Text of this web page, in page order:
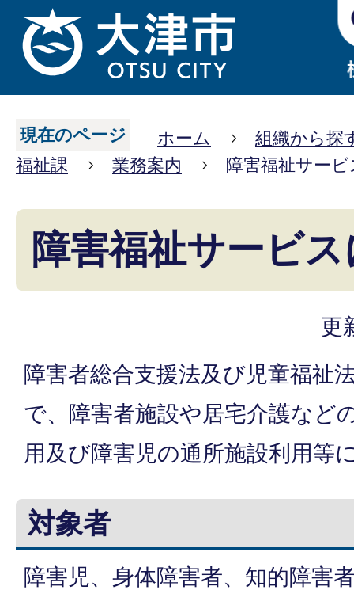
現在のページ ホーム
組織から探
福祉課
業務案内 障害福祉サー
障害福祉サービ
更
障害者総合支援法及び児童福祉
で、障害者施設や居宅介護など
用及び障害児の通所施設利用等
対象者
障害児、身体障害者、知的障害